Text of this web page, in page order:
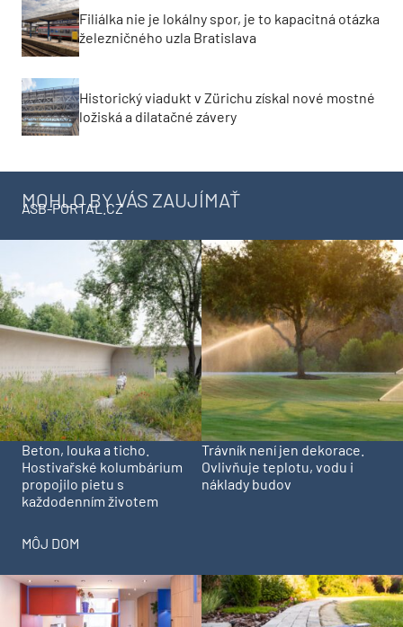
Filiálka nie je lokálny spor, je to kapacitná otázka
železničného uzla Bratislava
Historický viadukt v Zürichu získal nové mostné
ložiská a dilatačné závery
MOHLO BY VÁS ZAUJÍMAŤ
ASB-PORTAL.CZ
Beton, louka a ticho.
Hostivařské kolumbárium
propojilo pietu s
každodenním životem
Trávník není jen dekorace.
Ovlivňuje teplotu, vodu i
náklady budov
MÔJ DOM